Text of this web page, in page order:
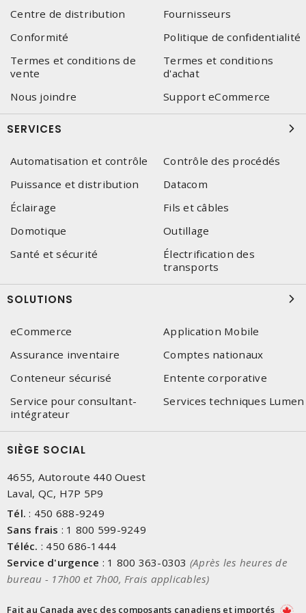
Centre de distribution
Fournisseurs
Conformité
Politique de confidentialité
Termes et conditions de
vente
Termes et conditions
d'achat
Nous joindre
Support eCommerce
SERVICES
Automatisation et contrôle
Contrôle des procédés
Puissance et distribution
Datacom
Éclairage
Fils et câbles
Domotique
Outillage
Santé et sécurité
Électrification des
transports
SOLUTIONS
eCommerce
Application Mobile
Assurance inventaire
Comptes nationaux
Conteneur sécurisé
Entente corporative
Service pour consultant-
intégrateur
Services techniques Lumen
SIÈGE SOCIAL
4655, Autoroute 440 Ouest
Laval, QC, H7P 5P9
Tél. : 450 688-9249
Sans frais : 1 800 599-9249
Téléc. : 450 686-1444
Service d'urgence : 1 800 363-0303 (Après les heures de
bureau - 17h00 et 7h00, Frais applicables)
Fait au Canada avec des composants canadiens et importés